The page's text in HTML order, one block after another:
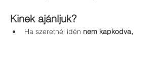
Kinek ajánljuk?
Ha szeretnél idén nem kapkodva,